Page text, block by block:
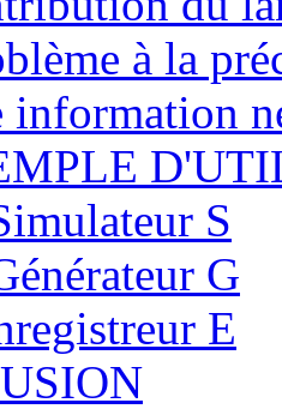
à la
information
S
G
E